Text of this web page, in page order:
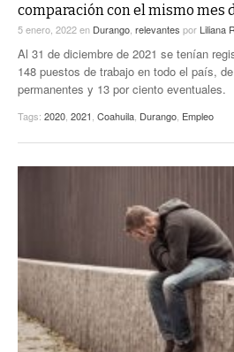
comparación con el mismo mes
5 enero, 2022en Durango relevantes por Liliana
Al 31 de diciembre de 2021 se tenían
148 puestos de trabajo en todo el país,
permanentes y 13 por ciento eventuales.
Tags: 2020 2021 Coahuila Durango Empleo